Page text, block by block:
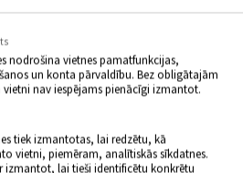
Galvenās bibliotēkas bērnu
līdz 16.00 gaidīsim uz “Atvērtajām
tēmām:
diena;
diena;
un noslēgumā katrai nodarbībai, kāda
draugiem. Nāc uzJēkabpils
nodrošina vietnes pamatfunkcijas,
un konta pārvaldību. Bez obligātajām
nav iespējams pienācīgi izmantot.
tiek izmantotas, lai redzētu, kā
vietni, piemēram, analītiskās sīkdatnes.
izmantot, lai tieši identificētu konkrētu